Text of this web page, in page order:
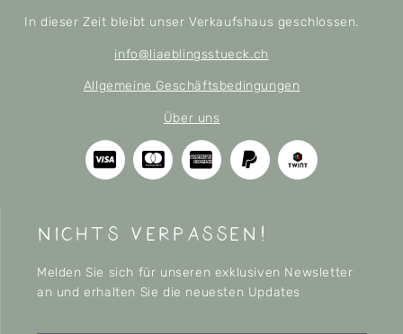
In dieser Zeit bleibt unser Verkaufshaus geschlossen.
info@liaeblingsstueck.ch
Allgemeine Geschäftsbedingungen
Über uns
nichts verpassen!
Melden Sie sich für unseren exklusiven Newsletter
an und erhalten Sie die neuesten Updates